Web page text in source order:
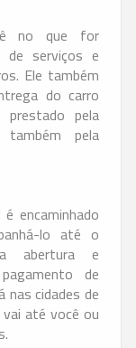
no que for
de serviços e
Ele também
do carro
prestado pela
pela
encaminhado
lo até o
abertura e
de
nas cidades de
até você ou